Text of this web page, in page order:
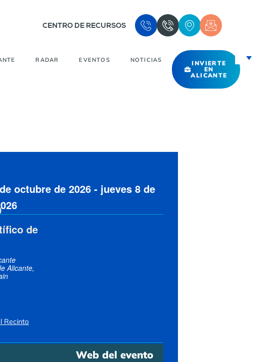
CENTRO DE RECURSOS
RADAR EVENTOS NOTICIAS
INVIERTE
EN
ALICANTE
octubre de 2026 - jueves 8 de
de
Alicante,
Recinto
Web del evento